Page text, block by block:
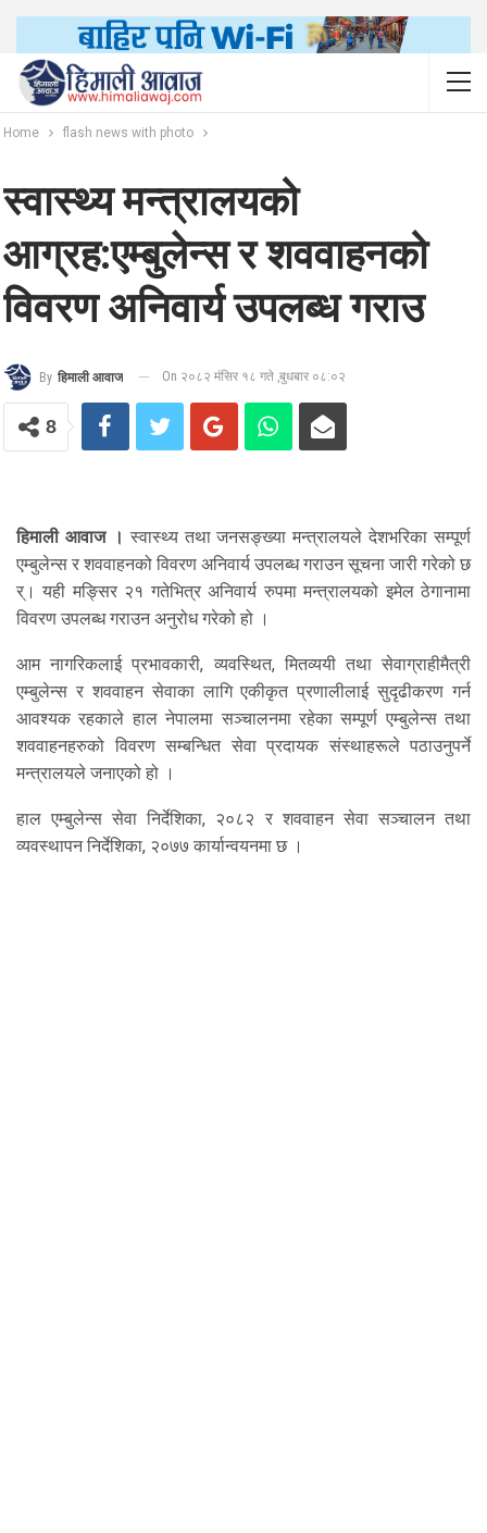
Home flash news with photo
स्वास्थ्य मन्त्रालयको
आग्रह:एम्बुलेन्स र शववाहनको
विवरण अनिवार्य उपलब्ध गराउ
By हिमाली आवाज On २०८२ मंसिर १८ गते ,बुधबार ०८:०२
8
हिमाली आवाज । स्वास्थ्य तथा जनसङ्ख्या मन्त्रालयले देशभरिका सम्पूर्ण
एम्बुलेन्स र शववाहनको विवरण अनिवार्य उपलब्ध गराउन सूचना जारी गरेको छ
र्। यही मङ्सिर २१ गतेभित्र अनिवार्य रुपमा मन्त्रालयको इमेल ठेगानामा
विवरण उपलब्ध गराउन अनुरोध गरेको हो ।
आम नागरिकलाई प्रभावकारी, व्यवस्थित, मितव्ययी तथा सेवाग्राहीमैत्री
एम्बुलेन्स र शववाहन सेवाका लागि एकीकृत प्रणालीलाई सुदृढीकरण गर्न
आवश्यक रहकाले हाल नेपालमा सञ्चालनमा रहेका सम्पूर्ण एम्बुलेन्स तथा
शववाहनहरुको विवरण सम्बन्धित सेवा प्रदायक संस्थाहरूले पठाउनुपर्ने
मन्त्रालयले जनाएको हो ।
हाल एम्बुलेन्स सेवा निर्देशिका, २०८२ र शववाहन सेवा सञ्चालन तथा
व्यवस्थापन निर्देशिका, २०७७ कार्यान्वयनमा छ ।